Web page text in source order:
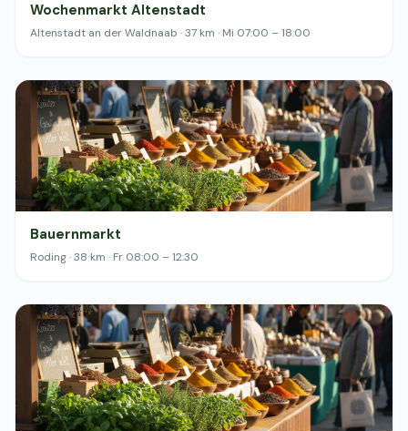
Wochenmarkt Altenstadt
Altenstadt an der Waldnaab · 37 km · Mi 07:00 – 18:00
Bauernmarkt
Roding · 38 km · Fr 08:00 – 12:30